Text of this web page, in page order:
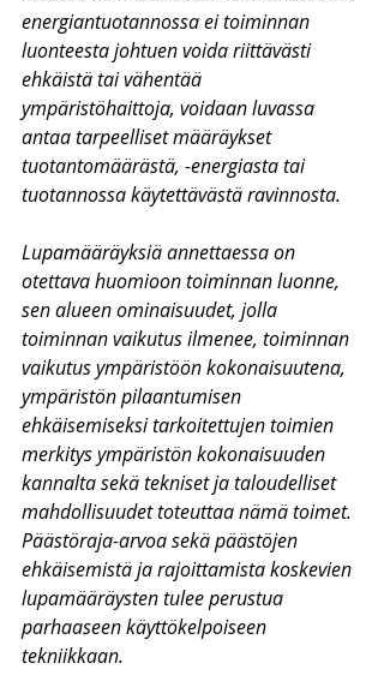
energiantuotannossa ei toiminnan
luonteesta johtuen voida riittävästi
ehkäistä tai vähentää
ympäristöhaittoja, voidaan luvassa
antaa tarpeelliset määräykset
tuotantomäärästä, -energiasta tai
tuotannossa käytettävästä ravinnosta.
Lupamääräyksiä annettaessa on
otettava huomioon toiminnan luonne,
sen alueen ominaisuudet, jolla
toiminnan vaikutus ilmenee, toiminnan
vaikutus ympäristöön kokonaisuutena,
ympäristön pilaantumisen
ehkäisemiseksi tarkoitettujen toimien
merkitys ympäristön kokonaisuuden
kannalta sekä tekniset ja taloudelliset
mahdollisuudet toteuttaa nämä toimet.
Päästöraja-arvoa sekä päästöjen
ehkäisemistä ja rajoittamista koskevien
lupamääräysten tulee perustua
parhaaseen käyttökelpoiseen
tekniikkaan.